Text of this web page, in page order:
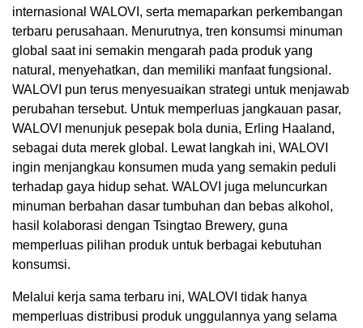
internasional WALOVI, serta memaparkan perkembangan
terbaru perusahaan. Menurutnya, tren konsumsi minuman
global saat ini semakin mengarah pada produk yang
natural, menyehatkan, dan memiliki manfaat fungsional.
WALOVI pun terus menyesuaikan strategi untuk menjawab
perubahan tersebut. Untuk memperluas jangkauan pasar,
WALOVI menunjuk pesepak bola dunia, Erling Haaland,
sebagai duta merek global. Lewat langkah ini, WALOVI
ingin menjangkau konsumen muda yang semakin peduli
terhadap gaya hidup sehat. WALOVI juga meluncurkan
minuman berbahan dasar tumbuhan dan bebas alkohol,
hasil kolaborasi dengan Tsingtao Brewery, guna
memperluas pilihan produk untuk berbagai kebutuhan
konsumsi.
Melalui kerja sama terbaru ini, WALOVI tidak hanya
memperluas distribusi produk unggulannya yang selama